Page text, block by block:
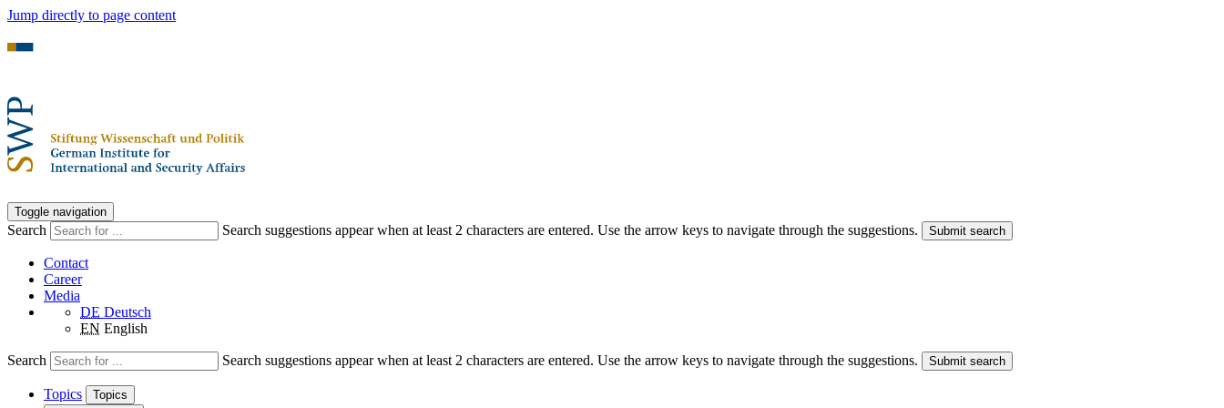
Jump directly to page content
Toggle navigation
Search Search suggestions appear when at least 2 characters are entered. Use the arrow keys to navigate through the suggestions. Submit search
Contact
Career
Media
DE Deutsch
EN English
Search Search suggestions appear when at least 2 characters are entered. Use the arrow keys to navigate through the suggestions. Submit search
Topics
Topics